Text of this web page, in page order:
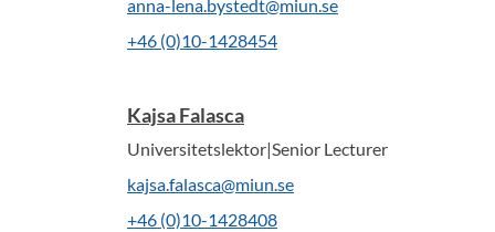
anna-lena.bystedt@miun.se
+46 (0)10-1428454
Kajsa Falasca
Universitetslektor|Senior Lecturer
kajsa.falasca@miun.se
+46 (0)10-1428408